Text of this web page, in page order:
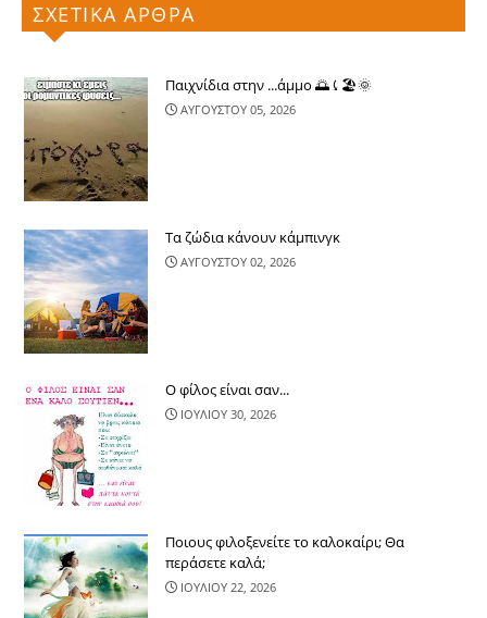
ΣΧΕΤΙΚΑ ΑΡΘΡΑ
Παιχνίδια στην ...άμμο 🌅⤹🏖🌞
ΑΥΓΟΥΣΤΟΥ 05, 2026
Τα ζώδια κάνουν κάμπινγκ
ΑΥΓΟΥΣΤΟΥ 02, 2026
Ο φίλος είναι σαν...
ΙΟΥΛΙΟΥ 30, 2026
Ποιους φιλοξενείτε το καλοκαίρι; Θα
περάσετε καλά;
ΙΟΥΛΙΟΥ 22, 2026